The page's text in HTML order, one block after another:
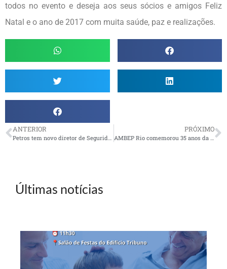
todos no evento e deseja aos seus sócios e amigos Feliz
Natal e o ano de 2017 com muita saúde, paz e realizações.
ANTERIOR
Petros tem novo diretor de Seguridade
PRÓXIMO
AMBEP Rio comemorou 35 anos da associação em festa de confraternização
Últimas notícias